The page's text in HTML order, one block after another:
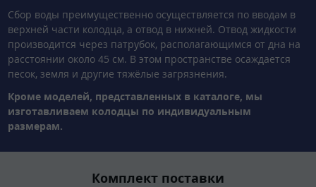
Сбор воды преимущественно осуществляется по вводам в
верхней части колодца, а отвод в нижней. Отвод жидкости
производится через патрубок, располагающимся от дна на
расстоянии около 45 см. В этом пространстве осаждается
песок, земля и другие тяжёлые загрязнения.
Кроме моделей, представленных в каталоге, мы
изготавливаем колодцы по индивидуальным
размерам.
Комплект поставки